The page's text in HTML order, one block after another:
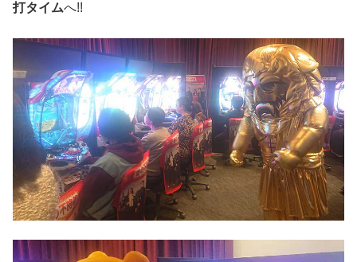
打タイムへ!!